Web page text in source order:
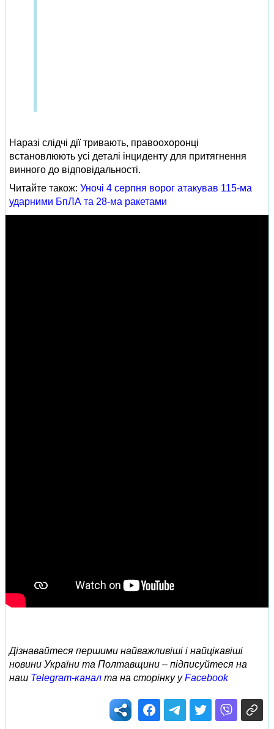
Наразі слідчі дії тривають, правоохоронці
встановлюють усі деталі інциденту для притягнення
винного до відповідальності.
Читайте також: Уночі 4 серпня ворог атакував 115-ма
ударними БпЛА та 28-ма ракетами
Дізнавайтеся першими найважливіші і найцікавіші
новини України та Полтавщини – підписуйтеся на
наш Telegram-канал та на сторінку уFacebook